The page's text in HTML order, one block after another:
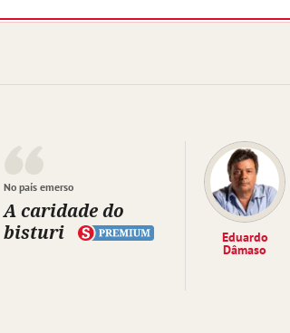
No país emerso
A caridade do
bisturi
Eduardo
Dâmaso